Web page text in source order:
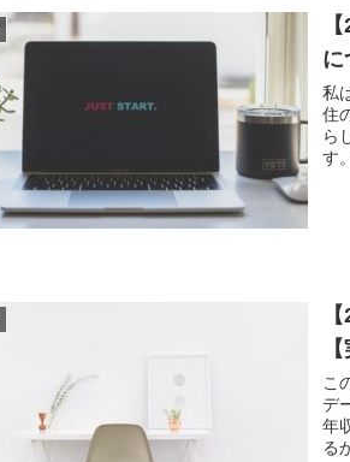
に
私
住
ら
す
こ
デ
年